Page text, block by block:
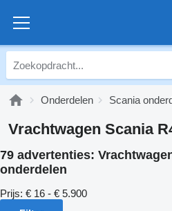
Onderdelen Scania
Vrachtwagen Scania
79 advertenties:
onderdelen
Prijs: € 16 - € 5.900